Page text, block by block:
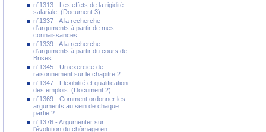
n°1313 - Les effets de la rigidité
salariale. (Document 3)
n°1337 - A la recherche
d'arguments à partir de mes
connaissances.
n°1339 - A la recherche
d'arguments à partir du cours de
Brises
n°1345 - Un exercice de
raisonnement sur le chapitre 2
n°1347 - Flexibilité et qualification
des emplois. (Document 2)
n°1369 - Comment ordonner les
arguments au sein de chaque
partie ?
n°1376 - Argumenter sur
l'évolution du chômage en